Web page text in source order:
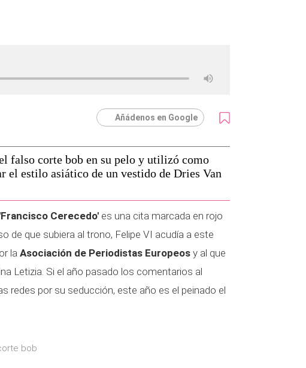
Añádenos en Google
falso corte bob en su pelo y utilizó como
el estilo asiático de un vestido de Dries Van
Cerecedo' es una cita marcada en rojo
de que subiera al trono, Felipe VI acudía a este
la Asociación de Periodistas Europeos y al que
Letizia. Si el año pasado los comentarios al
redes por su seducción, este año es el peinado el
bob